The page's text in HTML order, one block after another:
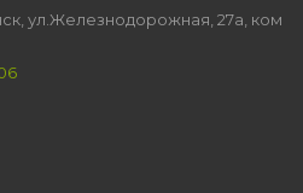
ул.Железнодорожная, 27а, ком